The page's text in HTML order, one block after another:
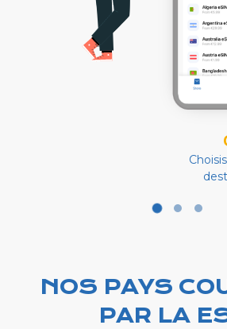
NOS PAYS
PAR LA